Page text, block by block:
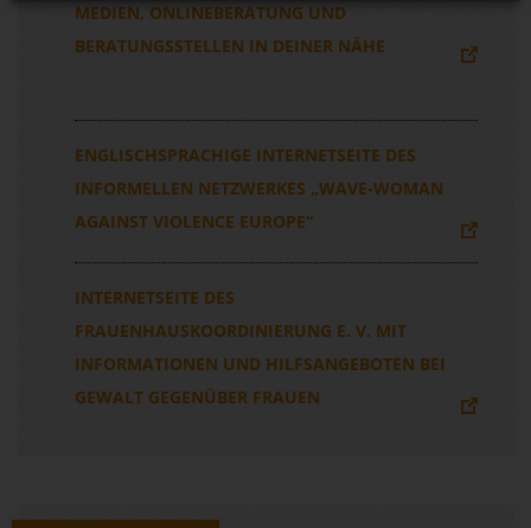
MEDIEN, ONLINEBERATUNG UND
BERATUNGSSTELLEN IN DEINER NÄHE
ENGLISCHSPRACHIGE INTERNETSEITE DES
INFORMELLEN NETZWERKES „WAVE-WOMAN
AGAINST VIOLENCE EUROPE“
INTERNETSEITE DES
FRAUENHAUSKOORDINIERUNG E. V. MIT
INFORMATIONEN UND HILFSANGEBOTEN BEI
GEWALT GEGENÜBER FRAUEN